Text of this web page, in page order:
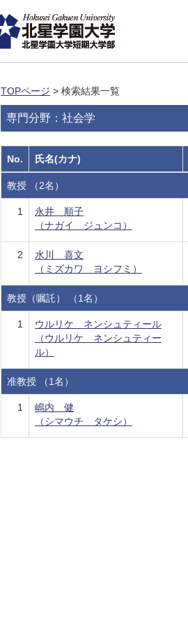
TOPページ > 検索結果一覧
専門分野：社会学
No. 氏名(カナ)
教授 （2名）
1
永井 順子
（ナガイ ジュンコ）
2
水川 喜文
（ミズカワ ヨシフミ）
教授（嘱託） （1名）
1
ウルリケ ネンシュティール
（ウルリケ ネンシュティー
ル）
准教授 （1名）
1
嶋内 健
（シマウチ タケシ）